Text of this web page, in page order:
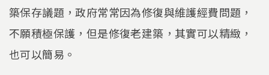
築保存議題，政府常常因為修復與維護經費問題，
不願積極保護，但是修復老建築，其實可以精緻，
也可以簡易。